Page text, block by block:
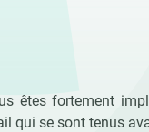
êtes fortement
qui se sont tenus